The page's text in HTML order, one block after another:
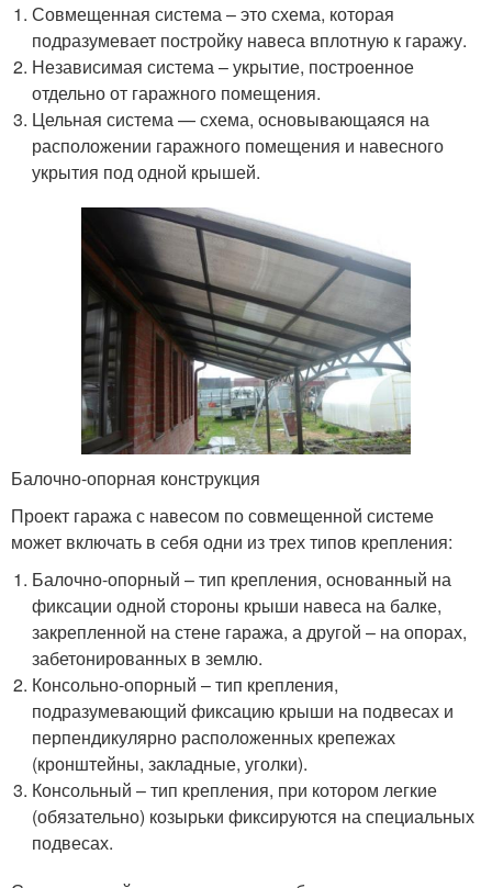
Совмещенная система – это схема, которая
подразумевает постройку навеса вплотную к гаражу.
Независимая система – укрытие, построенное
отдельно от гаражного помещения.
Цельная система — схема, основывающаяся на
расположении гаражного помещения и навесного
укрытия под одной крышей.
Балочно-опорная конструкция
Проект гаража с навесом по совмещенной системе
может включать в себя одни из трех типов крепления:
Балочно-опорный – тип крепления, основанный на
фиксации одной стороны крыши навеса на балке,
закрепленной на стене гаража, а другой – на опорах,
забетонированных в землю.
Консольно-опорный – тип крепления,
подразумевающий фиксацию крыши на подвесах и
перпендикулярно расположенных крепежах
(кронштейны, закладные, уголки).
Консольный – тип крепления, при котором легкие
(обязательно) козырьки фиксируются на специальных
подвесах.